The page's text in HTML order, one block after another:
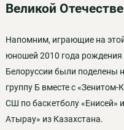
Великой
Напомним, играющие на
юношей 2010 года рождения
Белоруссии были поделены
группу Б вместе с
СШ по баскетболу «Енисей»
Атырау» из Казахстана.